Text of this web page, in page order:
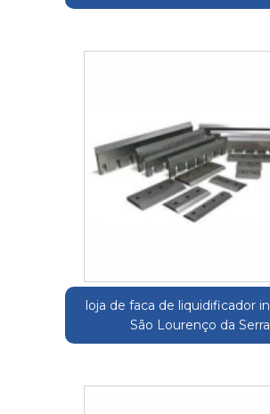
loja de faca de liquidificador
São Lourenço da Serra